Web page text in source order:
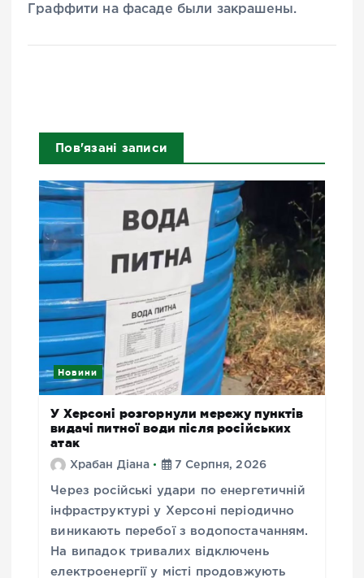
Граффити на фасаде были закрашены.
Пов'язані записи
Новини
У Херсоні розгорнули мережу пунктів
видачі питної води після російських
атак
Храбан Діана 7 Серпня, 2026
Через російські удари по енергетичній
інфраструктурі у Херсоні періодично
виникають перебої з водопостачанням.
На випадок тривалих відключень
електроенергії у місті продовжують